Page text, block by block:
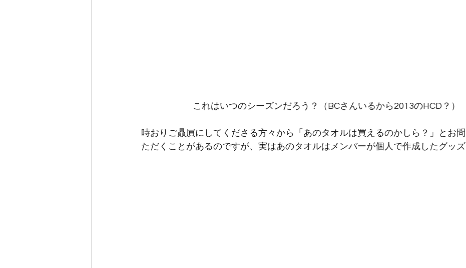
これはいつのシーズンだろう？（BCさんいるから2013のHCD？）
時おりご贔屓にしてくださる方々から「あのタオルは買えるのかしら？」とお
ただくことがあるのですが、実はあのタオルはメンバーが個人で作成したグッズ